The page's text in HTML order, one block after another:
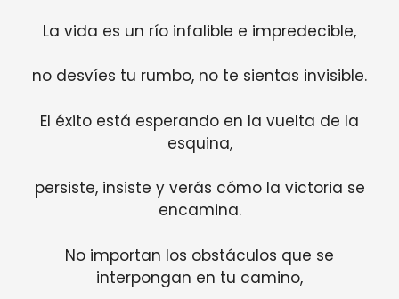
La vida es un río infalible e impredecible,
no desvíes tu rumbo, no te sientas invisible.
El éxito está esperando en la vuelta de la
esquina,
persiste, insiste y verás cómo la victoria se
encamina.
No importan los obstáculos que se
interpongan en tu camino,